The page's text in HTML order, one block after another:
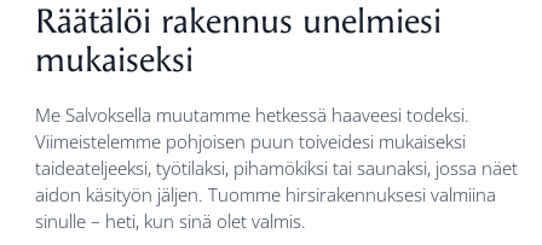
Räätälöi rakennus unelmiesi
mukaiseksi
Me Salvoksella muutamme hetkessä haaveesi todeksi.
Viimeistelemme pohjoisen puun toiveidesi mukaiseksi
taideateljeeksi, työtilaksi, pihamökiksi tai saunaksi, jossa näet
aidon käsityön jäljen. Tuomme hirsirakennuksesi valmiina
sinulle – heti, kun sinä olet valmis.